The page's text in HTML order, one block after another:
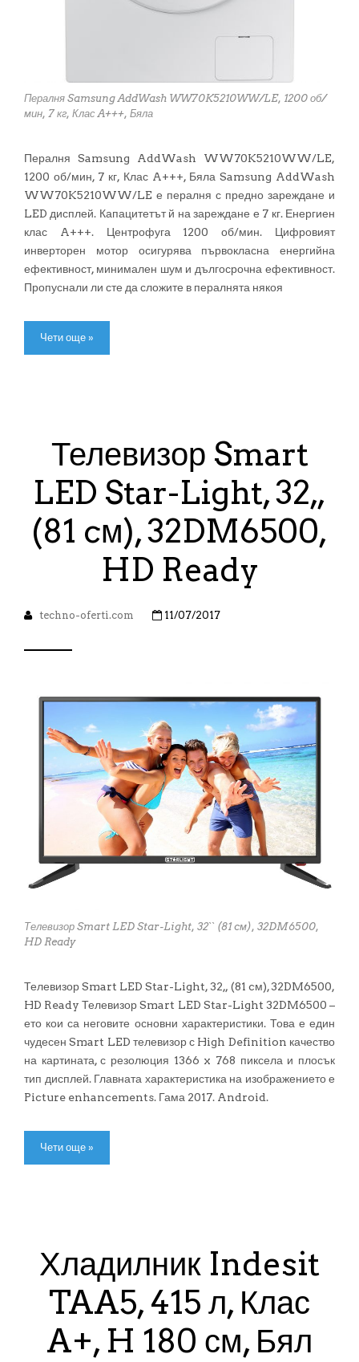
Пералня Samsung AddWash WW70K5210WW/LE, 1200 об/
мин, 7 кг, Клас A+++, Бяла
Пералня Samsung AddWash WW70K5210WW/LE,
1200 об/мин, 7 кг, Клас A+++, Бяла Samsung AddWash
WW70K5210WW/LE е пералня с предно зареждане и
LED дисплей. Капацитетът й на зареждане е 7 кг. Енергиен
клас A+++. Центрофуга 1200 об/мин. Цифровият
инверторен мотор осигурява първокласна енергийна
ефективност, минимален шум и дългосрочна ефективност.
Пропуснали ли сте да сложите в пералнята някоя
Чети още »
Телевизор Smart
LED Star-Light, 32„
(81 cм), 32DM6500,
HD Ready
techno-oferti.com 11/07/2017
Телевизор Smart LED Star-Light, 32`` (81 cм), 32DM6500,
HD Ready
Телевизор Smart LED Star-Light, 32„ (81 cм), 32DM6500,
HD Ready Телевизор Smart LED Star-Light 32DM6500 –
ето кои са неговите основни характеристики. Това е един
чудесен Smart LED телевизор с High Definition качество
на картината, с резолюция 1366 x 768 пиксела и плосък
тип дисплей. Главната характеристика на изображението е
Picture enhancements. Гама 2017. Android.
Чети още »
Хладилник Indesit
TAA5, 415 л, Клас
A+, H 180 см, Бял